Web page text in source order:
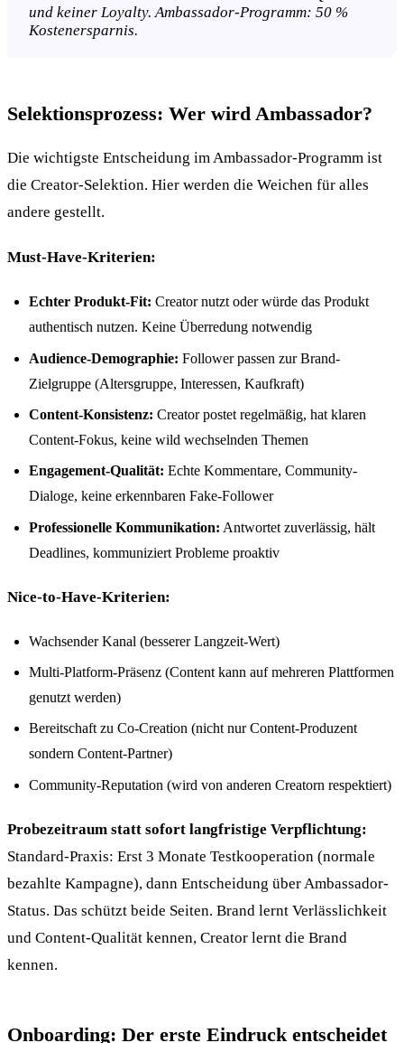
und keiner Loyalty. Ambassador-Programm: 50 %
Kostenersparnis.
Selektionsprozess: Wer wird Ambassador?
Die wichtigste Entscheidung im Ambassador-Programm ist
die Creator-Selektion. Hier werden die Weichen für alles
andere gestellt.
Must-Have-Kriterien:
Echter Produkt-Fit: Creator nutzt oder würde das Produkt
authentisch nutzen. Keine Überredung notwendig
Audience-Demographie: Follower passen zur Brand-
Zielgruppe (Altersgruppe, Interessen, Kaufkraft)
Content-Konsistenz: Creator postet regelmäßig, hat klaren
Content-Fokus, keine wild wechselnden Themen
Engagement-Qualität: Echte Kommentare, Community-
Dialoge, keine erkennbaren Fake-Follower
Professionelle Kommunikation: Antwortet zuverlässig, hält
Deadlines, kommuniziert Probleme proaktiv
Nice-to-Have-Kriterien:
Wachsender Kanal (besserer Langzeit-Wert)
Multi-Platform-Präsenz (Content kann auf mehreren Plattformen
genutzt werden)
Bereitschaft zu Co-Creation (nicht nur Content-Produzent
sondern Content-Partner)
Community-Reputation (wird von anderen Creatorn respektiert)
Probezeitraum statt sofort langfristige Verpflichtung:
Standard-Praxis: Erst 3 Monate Testkooperation (normale
bezahlte Kampagne), dann Entscheidung über Ambassador-
Status. Das schützt beide Seiten. Brand lernt Verlässlichkeit
und Content-Qualität kennen, Creator lernt die Brand
kennen.
Onboarding: Der erste Eindruck entscheidet